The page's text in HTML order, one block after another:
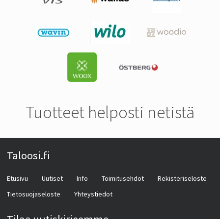
Tuotteet helposti netistä
Taloosi.fi
Etusivu Uutiset Info Toimitusehdot
Rekisteriseloste
Tietosuojaseloste
Yhteystiedot